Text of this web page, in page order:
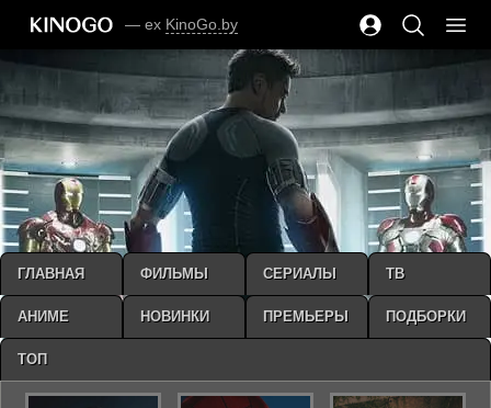
— ex KinoGo.by
ГЛАВНАЯ ФИЛЬМЫ СЕРИАЛЫ ТВ
АНИМЕ НОВИНКИ ПРЕМЬЕРЫ ПОДБОРКИ
ТОП